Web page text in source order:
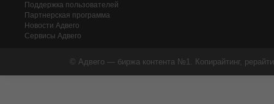
Поддержка пользователей
Партнерская программа
Новости Адвего
Сервисы Адвего
© Адвего — биржа контента №1. Копирайтинг,